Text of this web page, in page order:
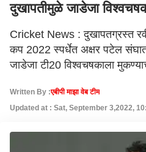
दुखापतीमुळे जाडेजा
Cricket News : दुखापतग्रस्त
कप 2022 स्पर्धेत अक्षर पटेल
जाडेजा टी20 विश्वचषकाला
Written By :एबीपी माझा वेब टीम
Updated at : Sat, September 3,2022,